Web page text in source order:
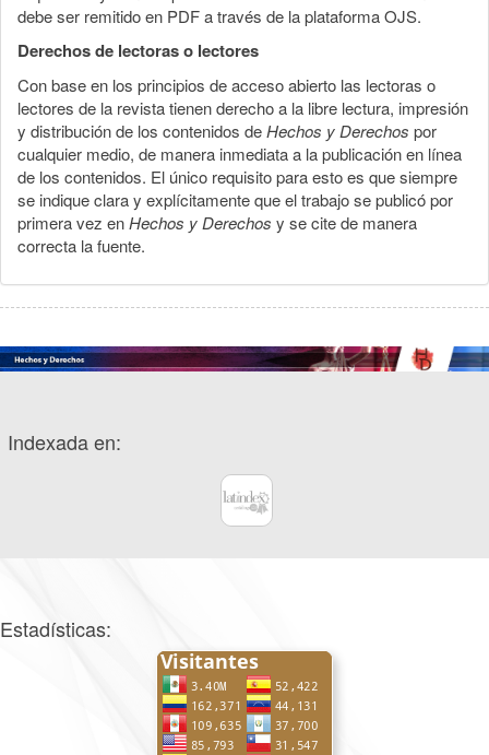
debe ser remitido en PDF a través de la plataforma OJS.
Derechos de lectoras o lectores
Con base en los principios de acceso abierto las lectoras o
lectores de la revista tienen derecho a la libre lectura, impresión
y distribución de los contenidos deHechos y Derechos por
cualquier medio, de manera inmediata a la publicación en línea
de los contenidos. El único requisito para esto es que siempre
se indique clara y explícitamente que el trabajo se publicó por
primera vez enHechos y Derechos y se cite de manera
correcta la fuente.
Indexada en:
Estadísticas: